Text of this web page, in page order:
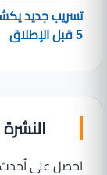
5 قبل الإطلاق
النشرة
احصل على أحدث